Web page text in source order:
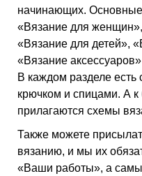
начинающих.
«Вязание для
«Вязание для детей»,
«Вязание
В каждом разделе есть
крючком и спицами. А к
прилагаются схемы
Также можете
вязанию, и мы их
«Ваши работы», а